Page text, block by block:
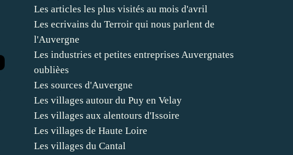
Les articles les plus visités au mois d'avril
Les ecrivains du Terroir qui nous parlent de
l'Auvergne
Les industries et petites entreprises Auvergnates
oublièes
Les sources d'Auvergne
Les villages autour du Puy en Velay
Les villages aux alentours d'Issoire
Les villages de Haute Loire
Les villages du Cantal